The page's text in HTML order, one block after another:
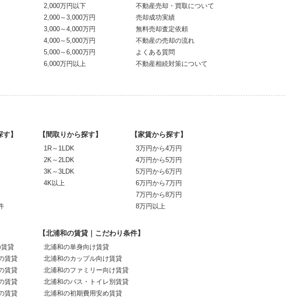
2,000万円以下
2,000～3,000万円
3,000～4,000万円
4,000～5,000万円
5,000～6,000万円
6,000万円以上
不動産売却・買取について
売却成功実績
無料売却査定依頼
不動産の売却の流れ
よくある質問
不動産相続対策について
】 【間取りから探す】
1R～1LDK
2K～2LDK
3K～3LDK
4K以上
【家賃から探す】
3万円から4万円
4万円から5万円
5万円から6万円
6万円から7万円
7万円から8万円
8万円以上
貸
賃貸
賃貸
賃貸
賃貸
【北浦和の賃貸｜こだわり条件】
北浦和の単身向け賃貸
北浦和のカップル向け賃貸
北浦和のファミリー向け賃貸
北浦和のバス・トイレ別賃貸
北浦和の初期費用安め賃貸